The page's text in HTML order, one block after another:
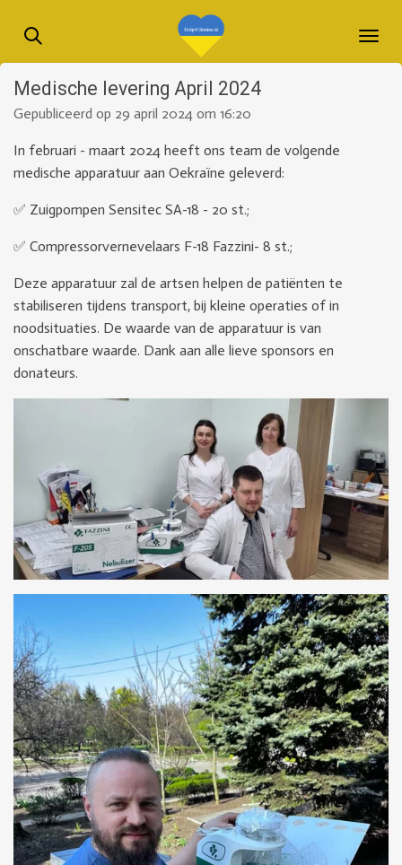
direct
naar
de
hoofdinhoud
Medische levering April 2024
Gepubliceerd op 29 april 2024 om 16:20
In februari - maart 2024 heeft ons team de volgende
medische apparatuur aan Oekraïne geleverd:
✅ Zuigpompen Sensitec SA-18 - 20 st.;
✅ Compressorvernevelaars F-18 Fazzini- 8 st.;
Deze apparatuur zal de artsen helpen de patiënten te
stabiliseren tijdens transport, bij kleine operaties of in
noodsituaties. De waarde van de apparatuur is van
onschatbare waarde. Dank aan alle lieve sponsors en
donateurs.